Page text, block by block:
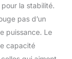
vous
total
: le bol
la stabilité.
pas d’un
puissance. Le
capacité